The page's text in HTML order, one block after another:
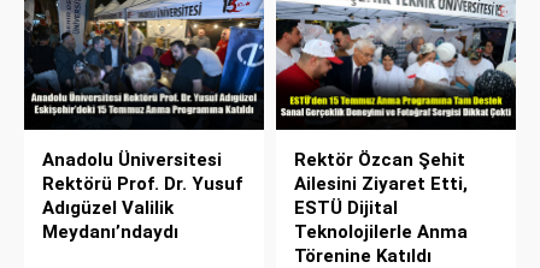
Anadolu Üniversitesi
Rektörü Prof. Dr. Yusuf
Adıgüzel Valilik
Meydanı’ndaydı
Rektör Özcan Şehit
Ailesini Ziyaret Etti,
ESTÜ Dijital
Teknolojilerle Anma
Törenine Katıldı